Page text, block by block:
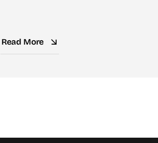
Read More